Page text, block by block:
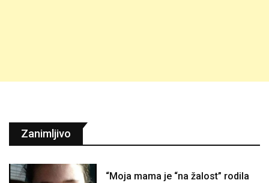
Zanimljivo
“Moja mama je “na žalost” rodila